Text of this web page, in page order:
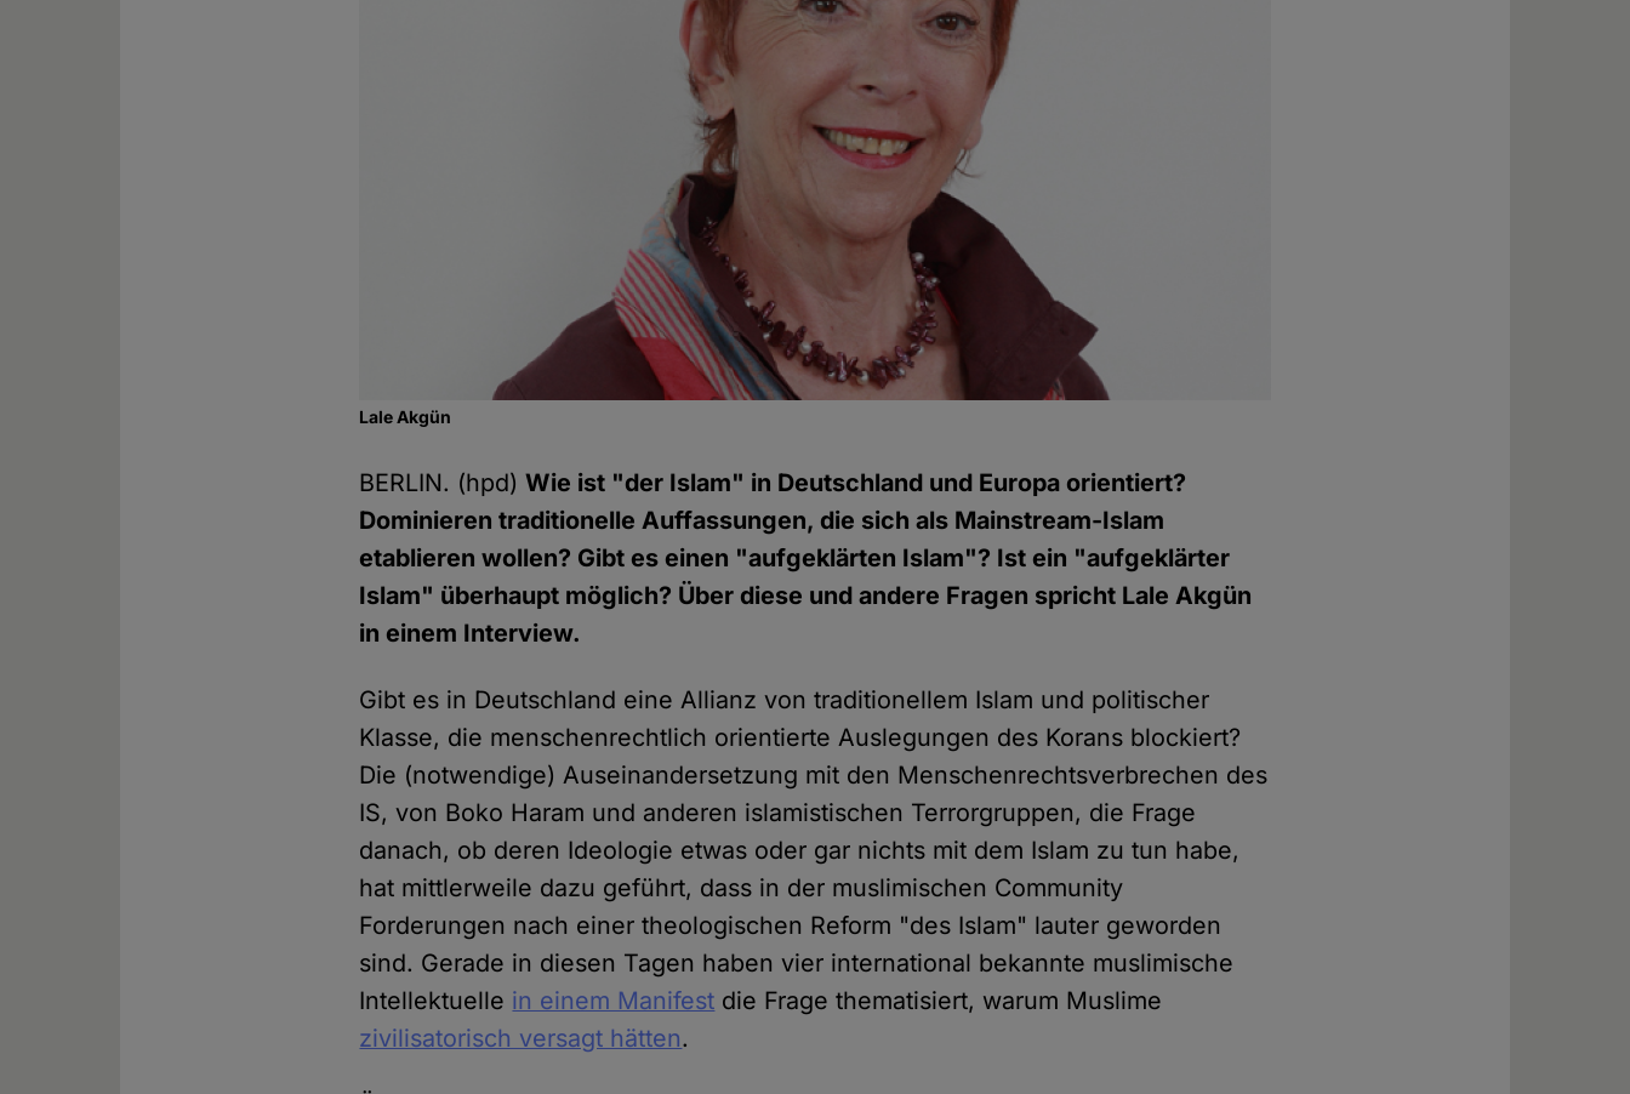
Lale Akgün
BERLIN. (hpd)Wie ist "der Islam" in Deutschland und Europa orientiert?
Dominieren traditionelle Auffassungen, die sich als Mainstream-Islam
etablieren wollen? Gibt es einen "aufgeklärten Islam"? Ist ein "aufgeklärter
Islam" überhaupt möglich? Über diese und andere Fragen spricht Lale Akgün
in einem Interview.
Gibt es in Deutschland eine Allianz von traditionellem Islam und politischer
Klasse, die menschenrechtlich orientierte Auslegungen des Korans blockiert?
Die (notwendige) Auseinandersetzung mit den Menschenrechtsverbrechen des
IS, von Boko Haram und anderen islamistischen Terrorgruppen, die Frage
danach, ob deren Ideologie etwas oder gar nichts mit dem Islam zu tun habe,
hat mittlerweile dazu geführt, dass in der muslimischen Community
Forderungen nach einer theologischen Reform "des Islam" lauter geworden
sind. Gerade in diesen Tagen haben vier international bekannte muslimische
Intellektuelle in einem Manifest die Frage thematisiert, warum Muslime
zivilisatorisch versagt hätten.